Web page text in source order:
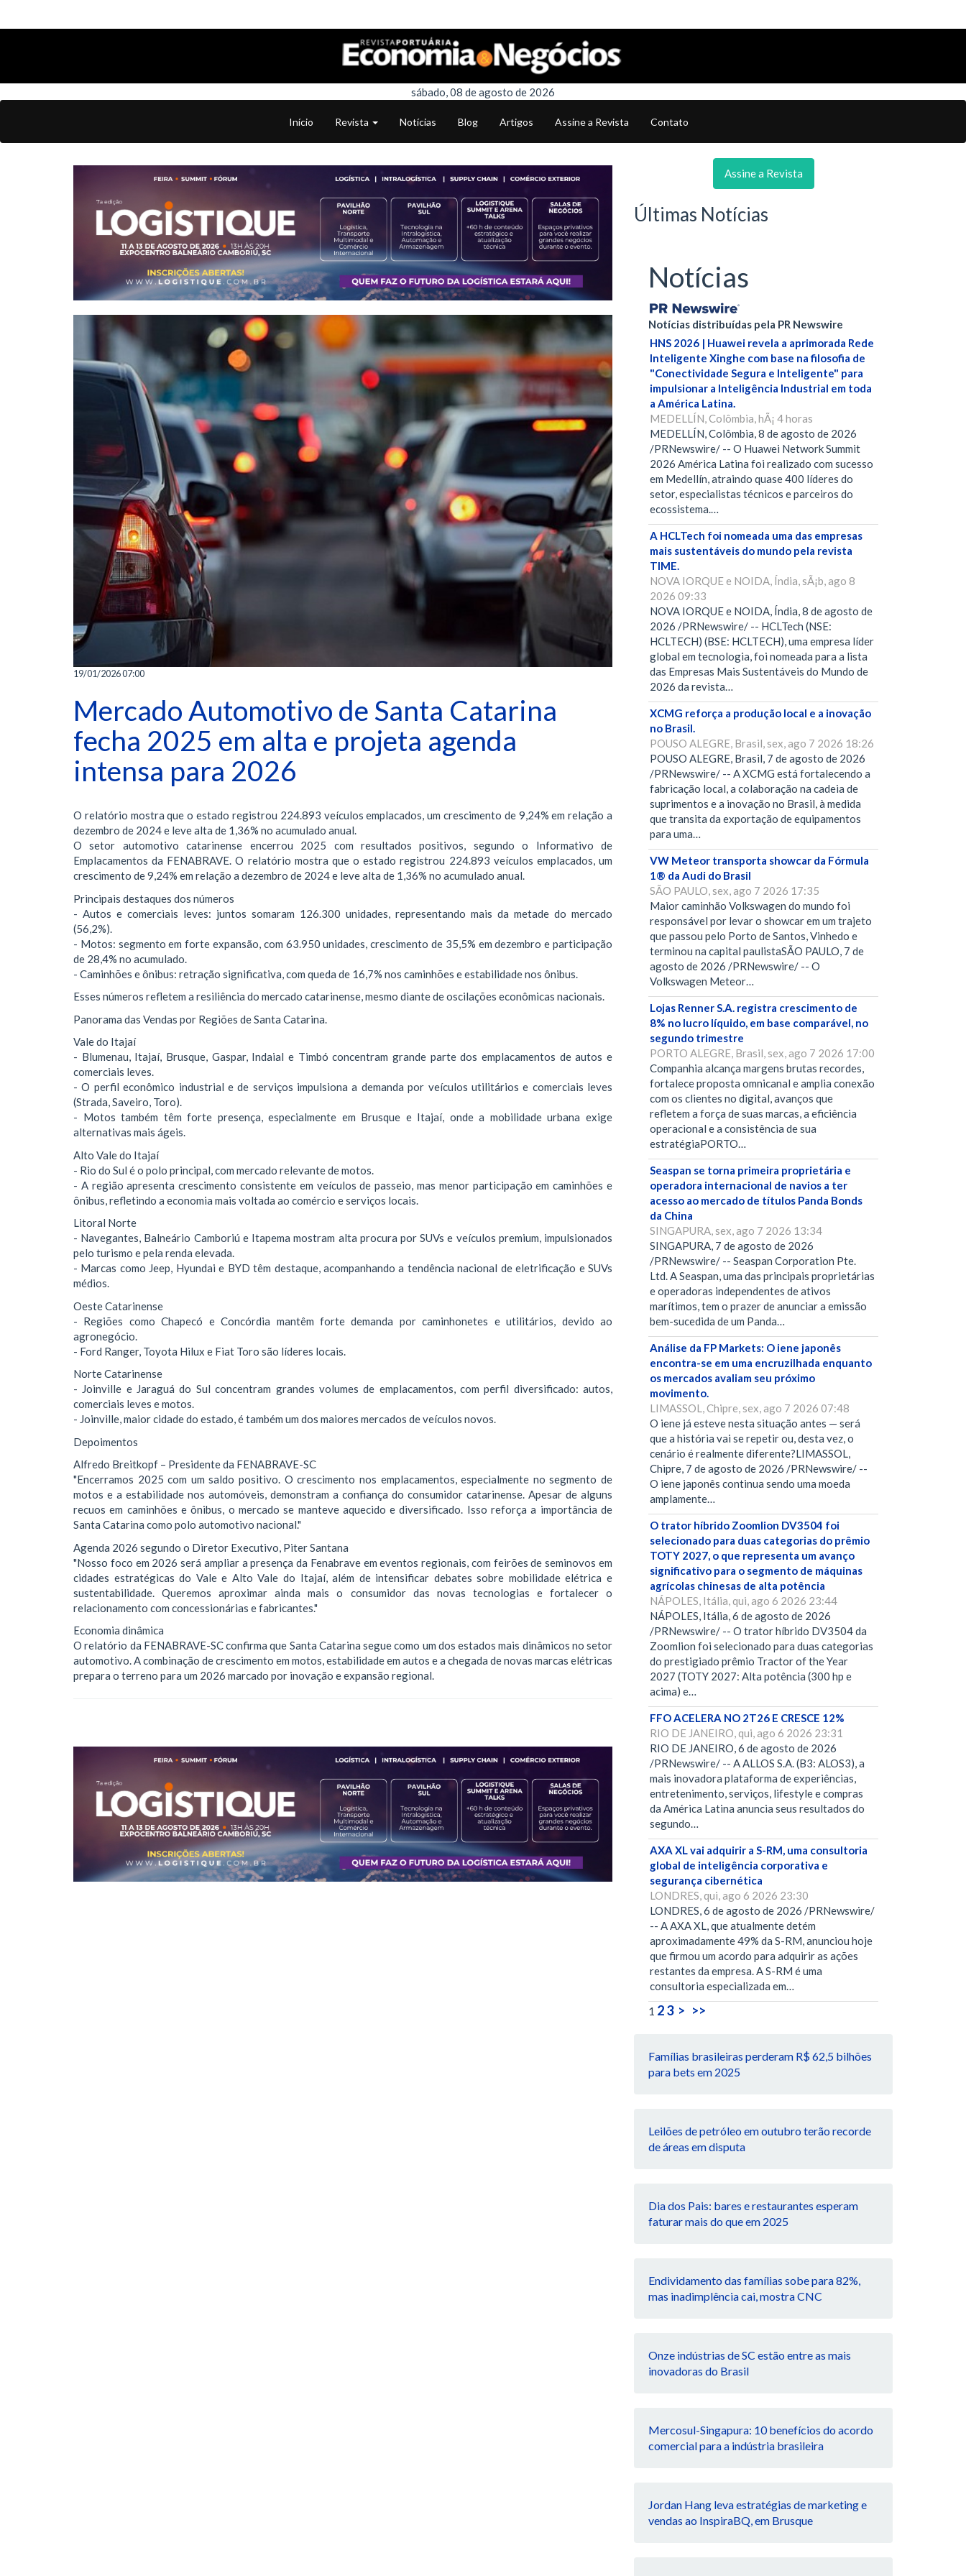
sábado, 08 de agosto de 2026
Início Revista Notícias Blog Artigos Assine a Revista Contato
19/01/2026 07:00
Mercado Automotivo de Santa Catarina
fecha 2025 em alta e projeta agenda
intensa para 2026
O relatório mostra que o estado registrou 224.893 veículos emplacados, um crescimento de 9,24% em relação a
dezembro de 2024 e leve alta de 1,36% no acumulado anual.
O setor automotivo catarinense encerrou 2025 com resultados positivos, segundo o Informativo de
Emplacamentos da FENABRAVE. O relatório mostra que o estado registrou 224.893 veículos emplacados, um
crescimento de 9,24% em relação a dezembro de 2024 e leve alta de 1,36% no acumulado anual.
Principais destaques dos números
- Autos e comerciais leves: juntos somaram 126.300 unidades, representando mais da metade do mercado
(56,2%).
- Motos: segmento em forte expansão, com 63.950 unidades, crescimento de 35,5% em dezembro e participação
de 28,4% no acumulado.
- Caminhões e ônibus: retração significativa, com queda de 16,7% nos caminhões e estabilidade nos ônibus.
Esses números refletem a resiliência do mercado catarinense, mesmo diante de oscilações econômicas nacionais.
Panorama das Vendas por Regiões de Santa Catarina.
Vale do Itajaí
- Blumenau, Itajaí, Brusque, Gaspar, Indaial e Timbó concentram grande parte dos emplacamentos de autos e
comerciais leves.
- O perfil econômico industrial e de serviços impulsiona a demanda por veículos utilitários e comerciais leves
(Strada, Saveiro, Toro).
- Motos também têm forte presença, especialmente em Brusque e Itajaí, onde a mobilidade urbana exige
alternativas mais ágeis.
Alto Vale do Itajaí
- Rio do Sul é o polo principal, com mercado relevante de motos.
- A região apresenta crescimento consistente em veículos de passeio, mas menor participação em caminhões e
ônibus, refletindo a economia mais voltada ao comércio e serviços locais.
Litoral Norte
- Navegantes, Balneário Camboriú e Itapema mostram alta procura por SUVs e veículos premium, impulsionados
pelo turismo e pela renda elevada.
- Marcas como Jeep, Hyundai e BYD têm destaque, acompanhando a tendência nacional de eletrificação e SUVs
médios.
Oeste Catarinense
- Regiões como Chapecó e Concórdia mantêm forte demanda por caminhonetes e utilitários, devido ao
agronegócio.
- Ford Ranger, Toyota Hilux e Fiat Toro são líderes locais.
Norte Catarinense
- Joinville e Jaraguá do Sul concentram grandes volumes de emplacamentos, com perfil diversificado: autos,
comerciais leves e motos.
- Joinville, maior cidade do estado, é também um dos maiores mercados de veículos novos.
Depoimentos
Alfredo Breitkopf – Presidente da FENABRAVE-SC
"Encerramos 2025 com um saldo positivo. O crescimento nos emplacamentos, especialmente no segmento de
motos e a estabilidade nos automóveis, demonstram a confiança do consumidor catarinense. Apesar de alguns
recuos em caminhões e ônibus, o mercado se manteve aquecido e diversificado. Isso reforça a importância de
Santa Catarina como polo automotivo nacional."
Agenda 2026 segundo o Diretor Executivo, Piter Santana
"Nosso foco em 2026 será ampliar a presença da Fenabrave em eventos regionais, com feirões de seminovos em
cidades estratégicas do Vale e Alto Vale do Itajaí, além de intensificar debates sobre mobilidade elétrica e
sustentabilidade. Queremos aproximar ainda mais o consumidor das novas tecnologias e fortalecer o
relacionamento com concessionárias e fabricantes."
Economia dinâmica
O relatório da FENABRAVE-SC confirma que Santa Catarina segue como um dos estados mais dinâmicos no setor
automotivo. A combinação de crescimento em motos, estabilidade em autos e a chegada de novas marcas elétricas
prepara o terreno para um 2026 marcado por inovação e expansão regional.
Assine a Revista
Últimas Notícias
Notícias
Notícias distribuídas pela PR Newswire
HNS 2026 | Huawei revela a aprimorada Rede
Inteligente Xinghe com base na filosofia de
"Conectividade Segura e Inteligente" para
impulsionar a Inteligência Industrial em toda
a América Latina.
MEDELLÍN, Colômbia, hÃ¡ 4 horas
MEDELLÍN, Colômbia, 8 de agosto de 2026
/PRNewswire/ -- O Huawei Network Summit
2026 América Latina foi realizado com sucesso
em Medellín, atraindo quase 400 líderes do
setor, especialistas técnicos e parceiros do
ecossistema.…
A HCLTech foi nomeada uma das empresas
mais sustentáveis do mundo pela revista
TIME.
NOVA IORQUE e NOIDA, Índia, sÃ¡b, ago 8
2026 09:33
NOVA IORQUE e NOIDA, Índia, 8 de agosto de
2026 /PRNewswire/ -- HCLTech (NSE:
HCLTECH) (BSE: HCLTECH), uma empresa líder
global em tecnologia, foi nomeada para a lista
das Empresas Mais Sustentáveis do Mundo de
2026 da revista…
XCMG reforça a produção local e a inovação
no Brasil.
POUSO ALEGRE, Brasil, sex, ago 7 2026 18:26
POUSO ALEGRE, Brasil, 7 de agosto de 2026
/PRNewswire/ -- A XCMG está fortalecendo a
fabricação local, a colaboração na cadeia de
suprimentos e a inovação no Brasil, à medida
que transita da exportação de equipamentos
para uma…
VW Meteor transporta showcar da Fórmula
1® da Audi do Brasil
SÃO PAULO, sex, ago 7 2026 17:35
Maior caminhão Volkswagen do mundo foi
responsável por levar o showcar em um trajeto
que passou pelo Porto de Santos, Vinhedo e
terminou na capital paulistaSÃO PAULO, 7 de
agosto de 2026 /PRNewswire/ -- O
Volkswagen Meteor…
Lojas Renner S.A. registra crescimento de
8% no lucro líquido, em base comparável, no
segundo trimestre
PORTO ALEGRE, Brasil, sex, ago 7 2026 17:00
Companhia alcança margens brutas recordes,
fortalece proposta omnicanal e amplia conexão
com os clientes no digital, avanços que
refletem a força de suas marcas, a eficiência
operacional e a consistência de sua
estratégiaPORTO…
Seaspan se torna primeira proprietária e
operadora internacional de navios a ter
acesso ao mercado de títulos Panda Bonds
da China
SINGAPURA, sex, ago 7 2026 13:34
SINGAPURA, 7 de agosto de 2026
/PRNewswire/ -- Seaspan Corporation Pte.
Ltd. A Seaspan, uma das principais proprietárias
e operadoras independentes de ativos
marítimos, tem o prazer de anunciar a emissão
bem-sucedida de um Panda…
Análise da FP Markets: O iene japonês
encontra-se em uma encruzilhada enquanto
os mercados avaliam seu próximo
movimento.
LIMASSOL, Chipre, sex, ago 7 2026 07:48
O iene já esteve nesta situação antes — será
que a história vai se repetir ou, desta vez, o
cenário é realmente diferente?LIMASSOL,
Chipre, 7 de agosto de 2026 /PRNewswire/ --
O iene japonês continua sendo uma moeda
amplamente…
O trator híbrido Zoomlion DV3504 foi
selecionado para duas categorias do prêmio
TOTY 2027, o que representa um avanço
significativo para o segmento de máquinas
agrícolas chinesas de alta potência
NÁPOLES, Itália, qui, ago 6 2026 23:44
NÁPOLES, Itália, 6 de agosto de 2026
/PRNewswire/ -- O trator híbrido DV3504 da
Zoomlion foi selecionado para duas categorias
do prestigiado prêmio Tractor of the Year
2027 (TOTY 2027: Alta potência (300 hp e
acima) e…
FFO ACELERA NO 2T26 E CRESCE 12%
RIO DE JANEIRO, qui, ago 6 2026 23:31
RIO DE JANEIRO, 6 de agosto de 2026
/PRNewswire/ -- A ALLOS S.A. (B3: ALOS3), a
mais inovadora plataforma de experiências,
entretenimento, serviços, lifestyle e compras
da América Latina anuncia seus resultados do
segundo…
AXA XL vai adquirir a S-RM, uma consultoria
global de inteligência corporativa e
segurança cibernética
LONDRES, qui, ago 6 2026 23:30
LONDRES, 6 de agosto de 2026 /PRNewswire/
-- A AXA XL, que atualmente detém
aproximadamente 49% da S-RM, anunciou hoje
que firmou um acordo para adquirir as ações
restantes da empresa. A S-RM é uma
consultoria especializada em…
1 23 > >>
Famílias brasileiras perderam R$ 62,5 bilhões
para bets em 2025
Leilões de petróleo em outubro terão recorde
de áreas em disputa
Dia dos Pais: bares e restaurantes esperam
faturar mais do que em 2025
Endividamento das famílias sobe para 82%,
mas inadimplência cai, mostra CNC
Onze indústrias de SC estão entre as mais
inovadoras do Brasil
Mercosul-Singapura: 10 benefícios do acordo
comercial para a indústria brasileira
Jordan Hang leva estratégias de marketing e
vendas ao InspiraBQ, em Brusque